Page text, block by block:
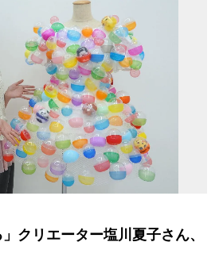
クリエーター塩川夏子さん、